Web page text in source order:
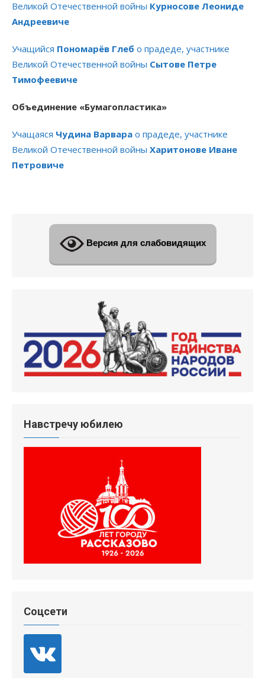
Великой Отечественной войны Курносове Леониде
Андреевиче
Учащийся Пономарёв Глеб о прадеде, участнике
Великой Отечественной войны Сытове Петре
Тимофеевиче
Объединение «Бумагопластика»
Учащаяся Чудина Варвара о прадеде, участнике
Великой Отечественной войны Харитонове Иване
Петровиче
Версия для слабовидящих
Навстречу юбилею
Соцсети